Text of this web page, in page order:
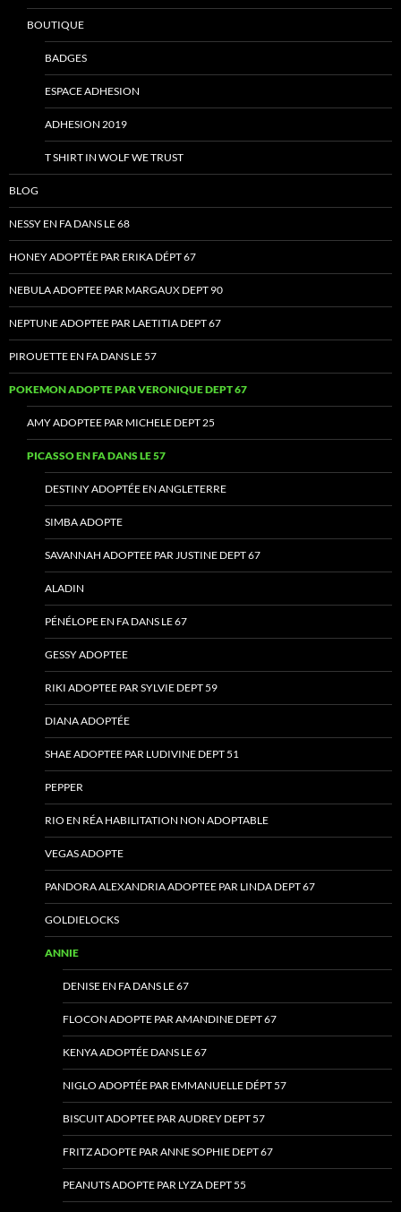
BOUTIQUE
BADGES
ESPACE ADHESION
ADHESION 2019
T SHIRT IN WOLF WE TRUST
BLOG
NESSY EN FA DANS LE 68
HONEY ADOPTÉE PAR ERIKA DÉPT 67
NEBULA ADOPTEE PAR MARGAUX DEPT 90
NEPTUNE ADOPTEE PAR LAETITIA DEPT 67
PIROUETTE EN FA DANS LE 57
POKEMON ADOPTE PAR VERONIQUE DEPT 67
AMY ADOPTEE PAR MICHELE DEPT 25
PICASSO EN FA DANS LE 57
DESTINY ADOPTÉE EN ANGLETERRE
SIMBA ADOPTE
SAVANNAH ADOPTEE PAR JUSTINE DEPT 67
ALADIN
PÉNÉLOPE EN FA DANS LE 67
GESSY ADOPTEE
RIKI ADOPTEE PAR SYLVIE DEPT 59
DIANA ADOPTÉE
SHAE ADOPTEE PAR LUDIVINE DEPT 51
PEPPER
RIO EN RÉA HABILITATION NON ADOPTABLE
VEGAS ADOPTE
PANDORA ALEXANDRIA ADOPTEE PAR LINDA DEPT 67
GOLDIELOCKS
ANNIE
DENISE EN FA DANS LE 67
FLOCON ADOPTE PAR AMANDINE DEPT 67
KENYA ADOPTÉE DANS LE 67
NIGLO ADOPTÉE PAR EMMANUELLE DÉPT 57
BISCUIT ADOPTEE PAR AUDREY DEPT 57
FRITZ ADOPTE PAR ANNE SOPHIE DEPT 67
PEANUTS ADOPTE PAR LYZA DEPT 55